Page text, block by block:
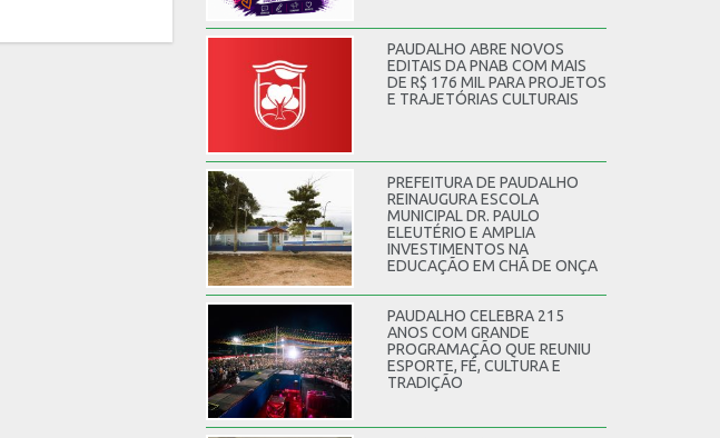
PAUDALHO ABRE NOVOS
EDITAIS DA PNAB COM MAIS
DE R$ 176 MIL PARA PROJETOS
E TRAJETÓRIAS CULTURAIS
PREFEITURA DE PAUDALHO
REINAUGURA ESCOLA
MUNICIPAL DR. PAULO
ELEUTÉRIO E AMPLIA
INVESTIMENTOS NA
EDUCAÇÃO EM CHÃ DE ONÇA
PAUDALHO CELEBRA 215
ANOS COM GRANDE
PROGRAMAÇÃO QUE REUNIU
ESPORTE, FÉ, CULTURA E
TRADIÇÃO